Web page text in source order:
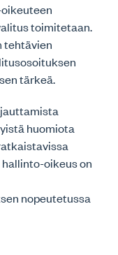
toimitetaan.
tehtävien
tärkeä.
huomiota
oikeus on
nopeutetussa